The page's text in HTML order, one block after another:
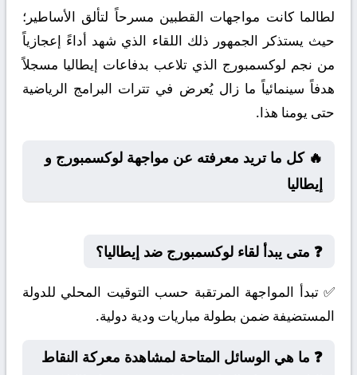
لطالما كانت مواجهات القطبين مسرحاً لتألق الأساطير؛
حيث يستذكر الجمهور ذلك اللقاء الذي شهد أداءً إعجازياً
من نجم لوكسمبورج الذي تلاعب بدفاعات إيطاليا مسجلاً
هدفاً سينمائياً ما زال يُعرض في تترات البرامج الرياضية
حتى يومنا هذا.
🔥 كل ما تريد معرفته عن مواجهة لوكسمبورج و
إيطاليا
❓ متى يبدأ لقاء لوكسمبورج ضد إيطاليا؟
✅ تبدأ المواجهة المرتقبة حسب التوقيت المحلي للدولة
المستضيفة ضمن بطولة مباريات ودية دولية.
❓ ما هي الوسائل المتاحة لمشاهدة معركة النقاط